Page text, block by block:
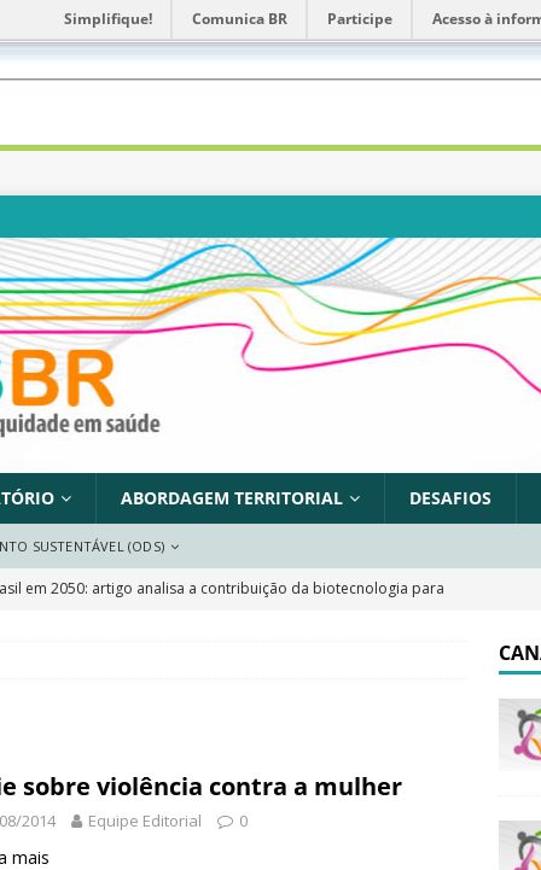
Simplifique! Comunica BR Participe Acesso à
ABORDAGEM TERRITORIAL DESAFIOS
SUSTENTÁVEL (ODS)
em 2050: artigo analisa a contribuição da biotecnologia para
e pobreza cai, mas Brasil segue marcado por desigualdades
sobre violência contra a mulher
2014 Equipe Editorial 0
mais